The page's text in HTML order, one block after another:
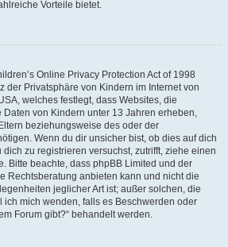
Vorteile bietet.
Online Privacy Protection Act of 1998
der Privatsphäre von Kindern im Internet von
welches festlegt, dass Websites, die
von Kindern unter 13 Jahren erheben,
beziehungsweise des oder der
Wenn du dir unsicher bist, ob dies auf dich
zu registrieren versuchst, zutrifft, ziehe einen
Bitte beachte, dass phpBB Limited und der
Rechtsberatung anbieten kann und nicht die
jeglicher Art ist; außer solchen, die
ich mich wenden, falls es Beschwerden oder
Forum gibt?“ behandelt werden.